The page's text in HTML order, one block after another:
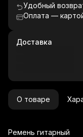
Удобный
Оплата —
Доставка
О товаре
Ремень гитарный